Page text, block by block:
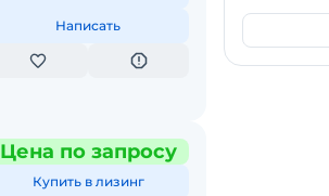
Написать
Цена по запросу
Купить в лизинг